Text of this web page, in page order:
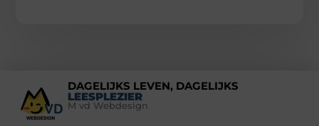
DAGELIJKS LEVEN, DAGELIJKS
LEESPLEZIER
M vd Webdesign